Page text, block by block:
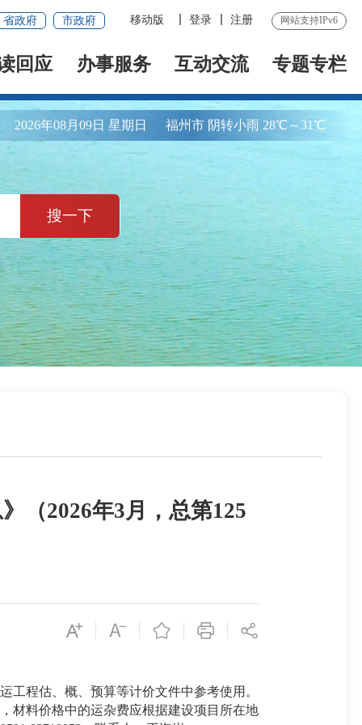
省政府 市政府 移动版 登录 注册 网站支持IPv6
回应 办事服务 互动交流 专题专栏
2026年08月09日 星期日 福州市 阴转小雨 28℃～31℃
搜一下
（2026年3月，总第125
程估、概、预算等计价文件中参考使用。
料价格中的运杂费应根据建设项目所在地